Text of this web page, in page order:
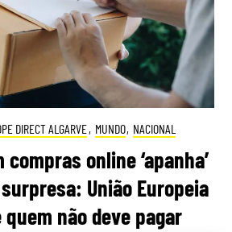
DIRECT ALGARVE, MUNDO, NACIONAL
compras online ‘apanha’
União Europeia
não deve pagar